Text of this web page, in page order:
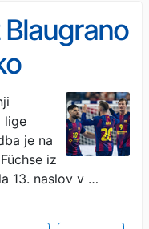
lige
je na
iz
13. naslov v …